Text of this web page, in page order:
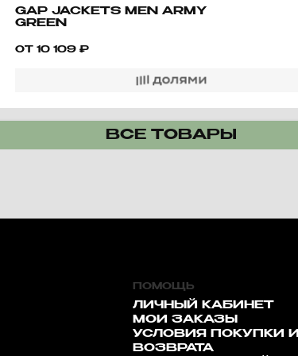
GAP JACKETS MEN ARMY
GREEN
ОТ 10 109 ₽
ВСЕ ТОВАРЫ
ПОМОЩЬ
ЛИЧНЫЙ КАБИНЕТ
МОИ ЗАКАЗЫ
УСЛОВИЯ ПОКУПКИ И
ВОЗВРАТА